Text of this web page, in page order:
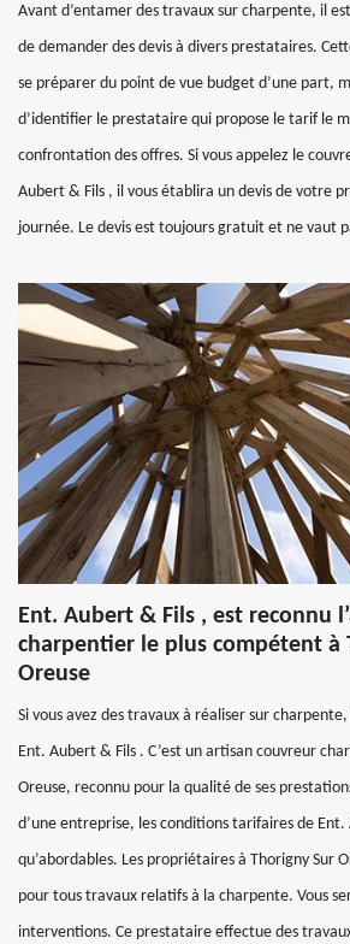
Avant d’entamer des travaux sur charpente, il
de demander des devis à divers prestataires.
se préparer du point de vue budget d’une part,
d’identifier le prestataire qui propose le tarif le
confrontation des offres. Si vous appelez le
Aubert & Fils , il vous établira un devis de votre
journée. Le devis est toujours gratuit et ne vaut
Ent. Aubert & Fils , est reconnu
charpentier le plus compétent à
Oreuse
Si vous avez des travaux à réaliser sur
Ent. Aubert & Fils . C’est un artisan couvreur
Oreuse, reconnu pour la qualité de ses
d’une entreprise, les conditions tarifaires de Ent.
qu’abordables. Les propriétaires à Thorigny Sur
pour tous travaux relatifs à la charpente. Vous
interventions. Ce prestataire effectue des